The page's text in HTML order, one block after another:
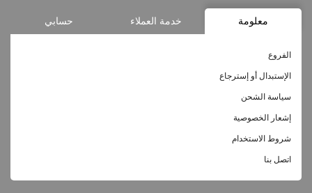
معلومة خدمة العملاء حسابي
الفروع
الإستبدال أو إسترجاع
سياسة الشحن
إشعار الخصوصية
شروط الاستخدام
اتصل بنا